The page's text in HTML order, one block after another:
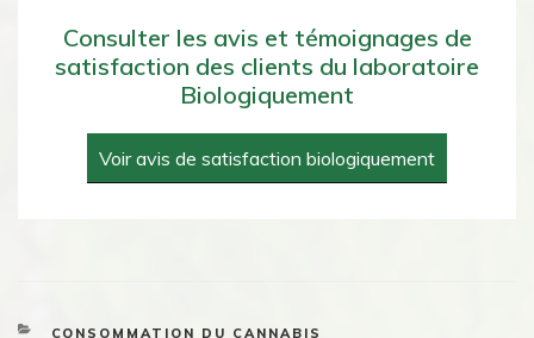
Consulter les avis et témoignages de
satisfaction des clients du laboratoire
Biologiquement
Voir avis de satisfaction biologiquement
CATEGORIES
CONSOMMATION DU CANNABIS